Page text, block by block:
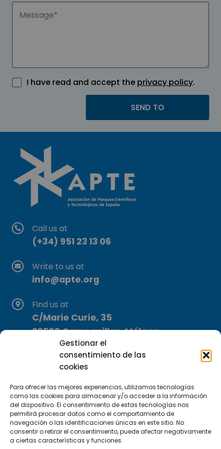
Gestionar el
consentimiento de las
cookies
Para ofrecer las mejores experiencias, utilizamos tecnologías
como las cookies para almacenar y/o acceder a la información
del dispositivo. El consentimiento de estas tecnologías nos
permitirá procesar datos como el comportamiento de
navegación o las identificaciones únicas en este sitio. No
consentir o retirar el consentimiento, puede afectar negativamente
a ciertas características y funciones.
I have read and accept the privacy policy.
Call us at
(+34) 951 23 13 06
Write to us at
info@apte.org
Find us at
C/Marie Curie, 35
29590 Campanillas, Málaga
Subscribe to our Newsletter
SUBSCRIBE HERE